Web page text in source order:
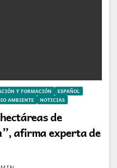
Y FORMACIÓN
ESPAÑOL
AMBIENTE NOTICIAS
de
afirma experta de